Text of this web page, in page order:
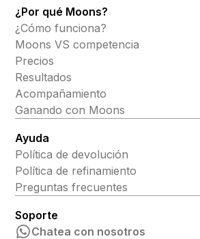
¿Por qué Moons?
¿Cómo funciona?
Moons VS competencia
Precios
Resultados
Acompañamiento
Ganando con Moons
Ayuda
Política de devolución
Política de refinamiento
Preguntas frecuentes
Soporte
Chatea con nosotros